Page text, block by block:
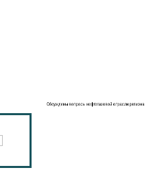
Обсуждены вопросы нефтегазовой отрасли региона